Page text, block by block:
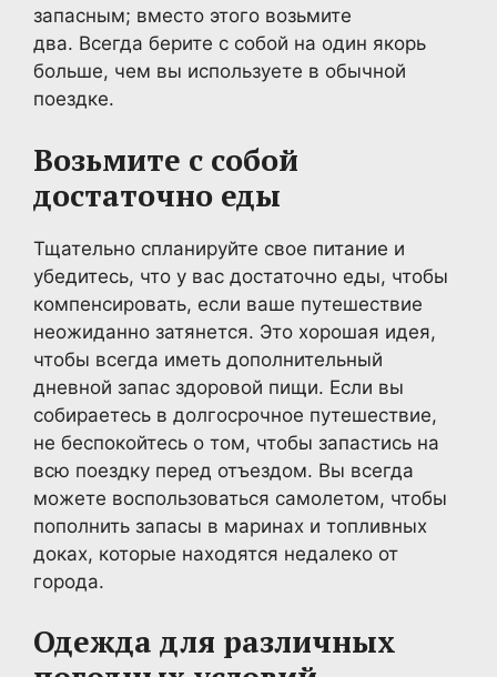
запасным; вместо этого возьмите
два. Всегда берите с собой на один якорь
больше, чем вы используете в обычной
поездке.
Возьмите с собой
достаточно еды
Тщательно спланируйте свое питание и
убедитесь, что у вас достаточно еды, чтобы
компенсировать, если ваше путешествие
неожиданно затянется. Это хорошая идея,
чтобы всегда иметь дополнительный
дневной запас здоровой пищи. Если вы
собираетесь в долгосрочное путешествие,
не беспокойтесь о том, чтобы запастись на
всю поездку перед отъездом. Вы всегда
можете воспользоваться самолетом, чтобы
пополнить запасы в маринах и топливных
доках, которые находятся недалеко от
города.
Одежда для различных